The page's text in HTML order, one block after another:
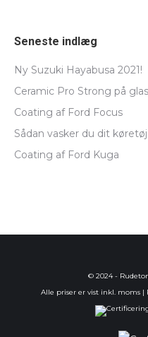
Seneste indlæg
Ny Suzuki Hayabusa 2021!
Ceramic Pro Strong på
Coating af Ford Focus
Sådan vasker du dit køretøj
Coating af Ford Kuga
© 2024 -
Alle priser er vist inkl. moms |